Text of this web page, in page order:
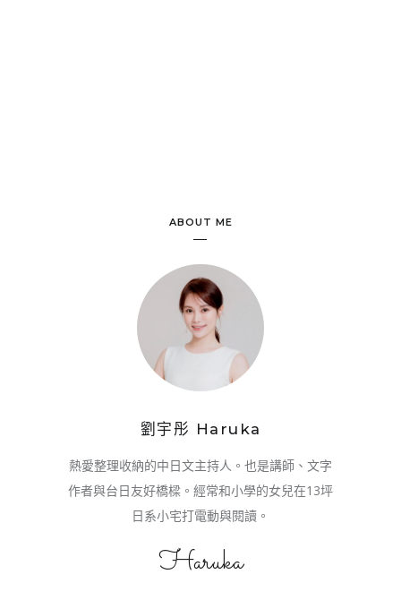
ABOUT ME
劉宇彤 Haruka
熱愛整理收納的中日文主持人。也是講師、文字
作者與台日友好橋樑。經常和小學的女兒在13坪
日系小宅打電動與閱讀。
Haruka